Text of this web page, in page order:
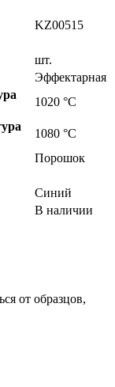
KZ00515
шт.
Эффектарная
1020 °С
1080 °С
Порошок
Синий
В наличии
от образцов,